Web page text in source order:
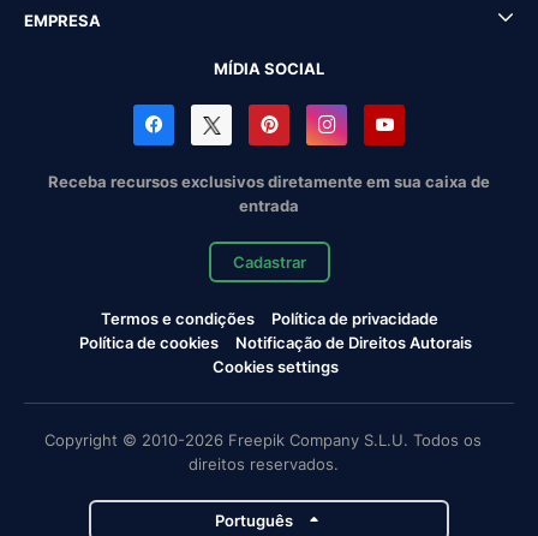
EMPRESA
MÍDIA SOCIAL
Receba recursos exclusivos diretamente em sua caixa de
entrada
Cadastrar
Termos e condições
Política de privacidade
Política de cookies
Notificação de Direitos Autorais
Cookies settings
Copyright © 2010-2026 Freepik Company S.L.U. Todos os
direitos reservados.
Português